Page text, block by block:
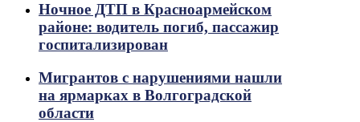
Ночное ДТП в Красноармейском
районе: водитель погиб, пассажир
госпитализирован
Мигрантов с нарушениями нашли
на ярмарках в Волгоградской
области